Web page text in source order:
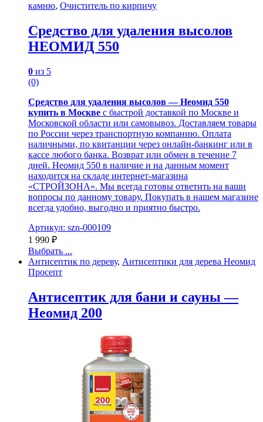
камню, Очиститель по кирпичу
Cредство для удаления высолов
НЕОМИД 550
0 из 5
(0)
Cредство для удаления высолов — Неомид 550
купить в Москве с быстрой доставкой по Москве и
Московской области или самовывоз. Доставляем товары
по России через транспортную компанию. Оплата
наличными, по квитанции через онлайн-банкинг или в
кассе любого банка. Возврат или обмен в течение 7
дней. Неомид 550 в наличие и на данным момент
находится на складе интернет-магазина
«СТРОЙЗОНА». Мы всегда готовы ответить на ваши
вопросы по данному товару. Покупать в нашем магазине
всегда удобно, выгодно и приятно быстро.
Артикул: szn-000109
1 990 ₽
Выбрать ...
Антисептик по дереву, Антисептики для дерева Неомид
Просепт
Антисептик для бани и сауны —
Неомид 200